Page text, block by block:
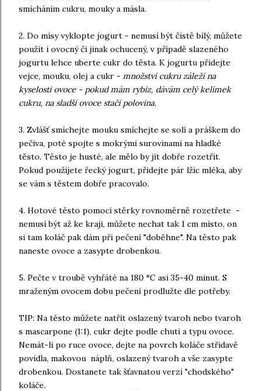
smícháním cukru, mouky a másla.
2. Do mísy vyklopte jogurt - nemusí být čistě bílý, můžete
použít i ovocný či jinak ochucený, v případě slazeného
jogurtu lehce uberte cukr do těsta. K jogurtu přidejte
vejce, mouku, olej a cukr - množství cukru záleží na
kyselosti ovoce - pokud mám rybíz, dávám celý kelímek
cukru, na sladší ovoce stačí polovina.
3. Zvlášť smíchejte mouku smíchejte se solí a práškem do
pečiva, poté spojte s mokrými surovinami na hladké
těsto. Těsto je husté, ale mělo by jít dobře rozetřít.
Pokud použijete řecký jogurt, přidejte pár lžic mléka, aby
se vám s těstem dobře pracovalo.
4. Hotové těsto pomocí stěrky rovnoměrně rozetřete -
nemusí být až ke kraji, můžete nechat tak 1 cm místo, on
si tam koláč pak dám při pečení "doběhne". Na těsto pak
naneste ovoce a zasypte drobenkou.
5. Pečte v troubě vyhřáté na 180 °C asi 35-40 minut. S
mraženým ovocem dobu pečení prodlužte dle potřeby.
TIP: Na těsto můžete natřít oslazený tvaroh nebo tvaroh
s mascarpone (1:1), cukr dejte podle chuti a typu ovoce.
Nemát-li po ruce ovoce, dejte na povrch koláče střídavě
povidla, makovou náplň, oslazený tvaroh a vše zasypte
drobenkou. Dostanete tak šťavnatou verzi "chodského"
koláče.